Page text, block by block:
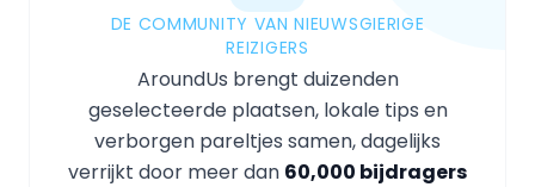
DE COMMUNITY VAN NIEUWSGIERIGE
REIZIGERS
AroundUs brengt duizenden
geselecteerde plaatsen, lokale tips en
verborgen pareltjes samen, dagelijks
verrijkt door meer dan 60,000 bijdragers